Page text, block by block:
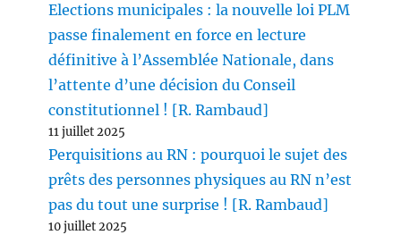
Elections municipales : la nouvelle loi PLM
passe finalement en force en lecture
définitive à l’Assemblée Nationale, dans
l’attente d’une décision du Conseil
constitutionnel ! [R. Rambaud]
11 juillet 2025
Perquisitions au RN : pourquoi le sujet des
prêts des personnes physiques au RN n’est
pas du tout une surprise ! [R. Rambaud]
10 juillet 2025